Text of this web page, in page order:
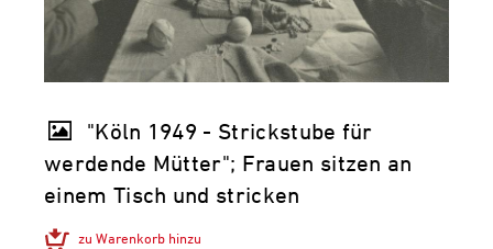
"Köln 1949 - Strickstube für
werdende Mütter"; Frauen sitzen an
einem Tisch und stricken
zu Warenkorb hinzu